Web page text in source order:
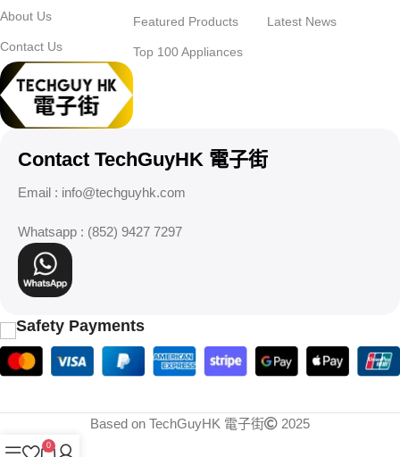
About Us
Contact Us
Featured Products
Top 100 Appliances
Latest News
Contact TechGuyHK 電子街
Email : info@techguyhk.com
Whatsapp : (852) 9427 7297
Safety Payments
Based on TechGuyHK 電子街 2025
0